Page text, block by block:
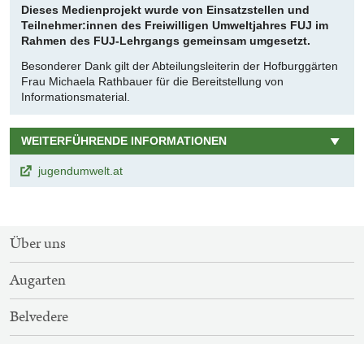
Dieses Medienprojekt wurde von Einsatzstellen und
Teilnehmer:innen des Freiwilligen Umweltjahres FUJ im
Rahmen des FUJ-Lehrgangs gemeinsam umgesetzt.
Besonderer Dank gilt der Abteilungsleiterin der Hofburggärten
Frau Michaela Rathbauer für die Bereitstellung von
Informationsmaterial.
WEITERFÜHRENDE INFORMATIONEN
jugendumwelt.at
SITEMAP-
NAVIGATION
Über uns
Augarten
Belvedere